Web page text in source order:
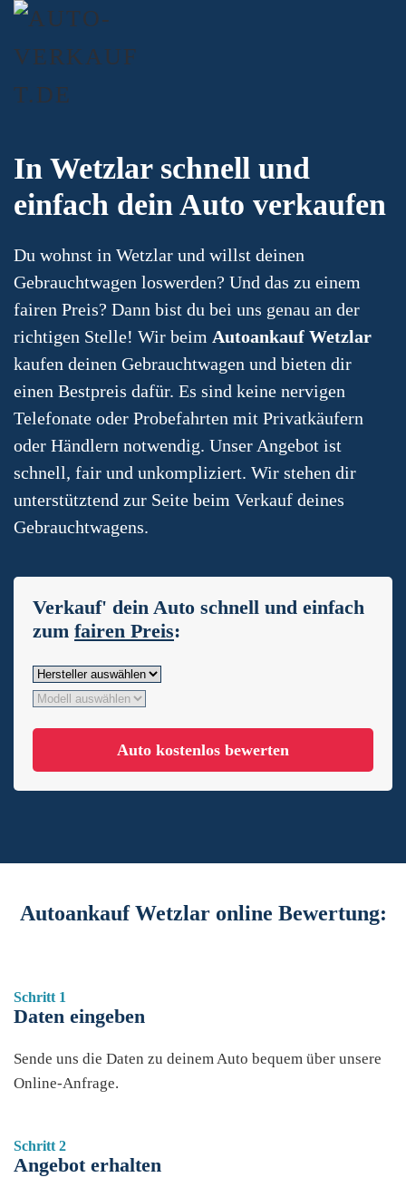
In Wetzlar schnell und
einfach dein Auto verkaufen
Du wohnst in Wetzlar und willst deinen
Gebrauchtwagen loswerden? Und das zu einem
fairen Preis? Dann bist du bei uns genau an der
richtigen Stelle! Wir beim Autoankauf Wetzlar
kaufen deinen Gebrauchtwagen und bieten dir
einen Bestpreis dafür. Es sind keine nervigen
Telefonate oder Probefahrten mit Privatkäufern
oder Händlern notwendig. Unser Angebot ist
schnell, fair und unkompliziert. Wir stehen dir
unterstütztend zur Seite beim Verkauf deines
Gebrauchtwagens.
Verkauf' dein Auto schnell und einfach
zum fairen Preis:
Auto kostenlos bewerten
Autoankauf Wetzlar online Bewertung:
Schritt 1
Daten eingeben
Sende uns die Daten zu deinem Auto bequem über unsere
Online-Anfrage.
Schritt 2
Angebot erhalten